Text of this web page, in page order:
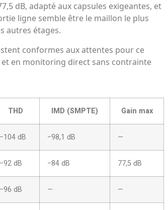
dB, adapté aux capsules exigeantes, et
ligne semble être le maillon le plus
autres étages.
conformes aux attentes pour ce
en monitoring direct sans contrainte
THD IMD (SMPTE) Gain max
−104 dB −98,1 dB —
−92 dB −84 dB 77,5 dB
−96 dB — —